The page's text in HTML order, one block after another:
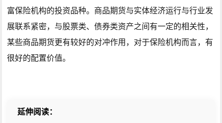
富保险机构的投资品种。商品期货与实体经济运行与行业发
展联系紧密，与股票类、债券类资产之间有一定的相关性，
某些商品期货更有较好的对冲作用，对于保险机构而言，有
很好的配置价值。
延伸阅读：